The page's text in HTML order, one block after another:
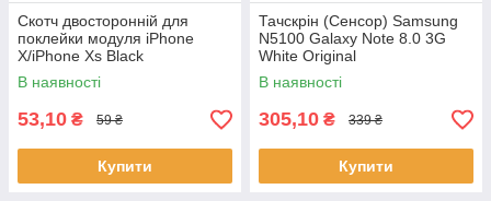
Скотч двосторонній для
поклейки модуля iPhone
X/iPhone Xs Black
В наявності
53,10 ₴ 59 ₴
Купити
Тачскрін (Сенсор) Samsung
N5100 Galaxy Note 8.0 3G
White Original
В наявності
305,10 ₴ 339 ₴
Купити